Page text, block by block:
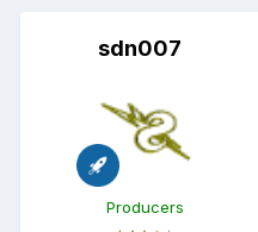
sdn007
Producers